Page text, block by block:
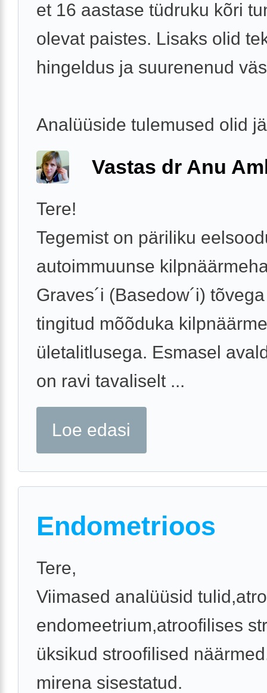
et 16 aastase tüdruku kõri
olevat paistes. Lisaks olid
hingeldus ja suurenenud
Analüüside tulemused olid
Vastas dr Anu
Tere!
Tegemist on päriliku
autoimmuunse
Graves´i (Basedow´i)
tingitud mõõduka kilpnäärme
ületalitlusega. Esmasel
on ravi tavaliselt ...
Loe edasi
Endometrioos
Tere,
Viimased analüüsid
endomeetrium,atroofilises
üksikud stroofilised
mirena sisestatud.